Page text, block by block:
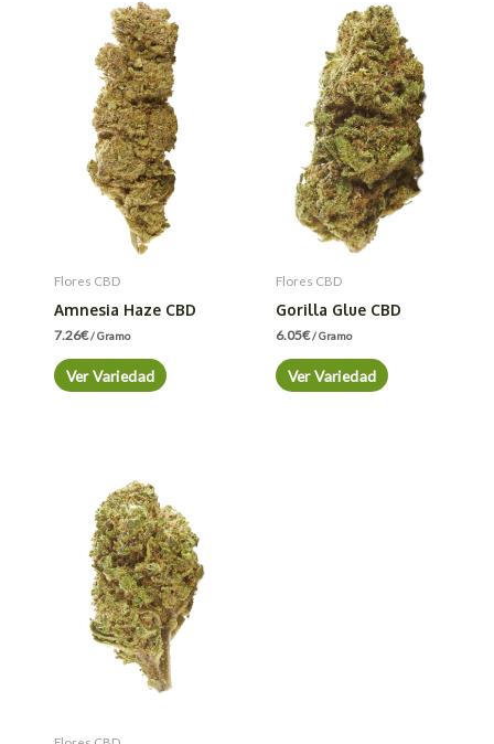
Flores CBD
Amnesia Haze CBD
7.26€/ Gramo
Ver Variedad
Flores CBD
Gorilla Glue CBD
6.05€/ Gramo
Ver Variedad